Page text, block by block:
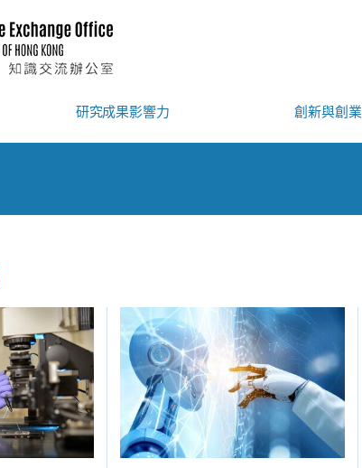
研究成果影響力 創新與創業